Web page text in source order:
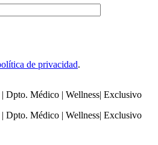
de privacidad.
| Dpto. Médico | Wellness| Exclusivo
| Dpto. Médico | Wellness| Exclusivo